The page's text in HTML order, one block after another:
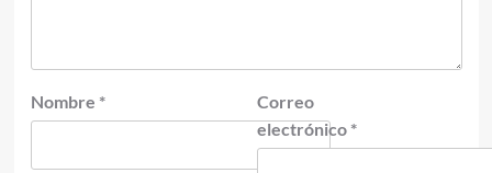
Nombre *
Correo
electrónico *